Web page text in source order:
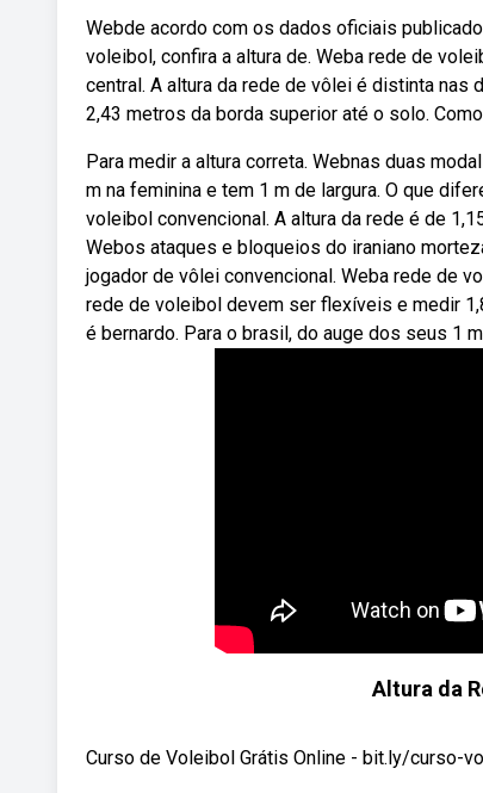
Webde acordo com os dados oficiais
voleibol, confira a altura de. Weba rede de
central. A altura da rede de vôlei é distinta
2,43 metros da borda superior até o solo.
Para medir a altura correta. Webnas duas
m na feminina e tem 1 m de largura. O que
voleibol convencional. A altura da rede é de
Webos ataques e bloqueios do iraniano
jogador de vôlei convencional. Weba rede de
rede de voleibol devem ser flexíveis e medir
é bernardo. Para o brasil, do auge dos seus 1
Altura da
Curso de Voleibol Grátis Online - bit.ly/curso-